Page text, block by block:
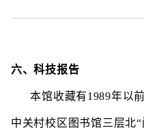
六、科技报告
本馆收藏有1989年以
中关村校区图书馆三层北